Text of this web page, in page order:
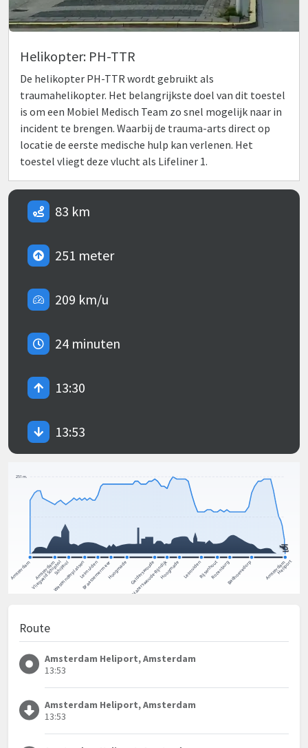
Helikopter: PH-TTR
De helikopter PH-TTR wordt gebruikt als
traumahelikopter. Het belangrijkste doel van dit toestel
is om een Mobiel Medisch Team zo snel mogelijk naar in
incident te brengen. Waarbij de trauma-arts direct op
locatie de eerste medische hulp kan verlenen. Het
toestel vliegt deze vlucht als Lifeliner 1.
83 km
251 meter
209 km/u
24 minuten
13:30
13:53
Route
Amsterdam Heliport, Amsterdam
13:53
Amsterdam Heliport, Amsterdam
13:53